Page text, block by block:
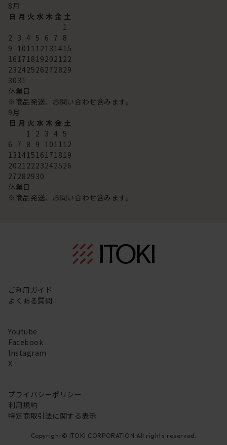
8月
日 月 火 水 木 金 土
1
2 3 4 5 6 7 8
9 101112131415
16171819202122
23242526272829
3031
休業日
※商品発送、お問い合わせ含みます。
9月
日 月 火 水 木 金 土
1 2 3 4 5
6 7 8 9 101112
13141516171819
20212223242526
27282930
休業日
※商品発送、お問い合わせ含みます。
ご利用ガイド
よくある質問
Youtube
Facebook
Instagram
X
プライバシーポリシー
利用規約
特定商取引法に関する表示
Copyright© ITOKI CORPORATION All rights reserved.